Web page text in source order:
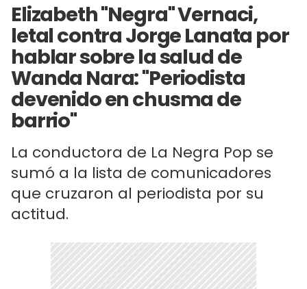
Elizabeth "Negra" Vernaci,
letal contra Jorge Lanata por
hablar sobre la salud de
Wanda Nara: "Periodista
devenido en chusma de
barrio"
La conductora de La Negra Pop se
sumó a la lista de comunicadores
que cruzaron al periodista por su
actitud.